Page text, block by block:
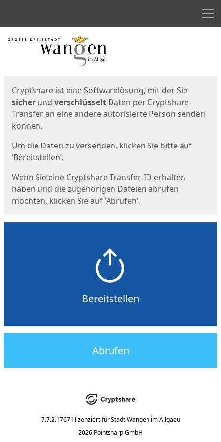
Start
Cryptshare ist eine Softwarelösung, mit der Sie
sicher und verschlüsselt Daten per Cryptshare-
Transfer an eine andere autorisierte Person senden
können.
Um die Daten zu versenden, klicken Sie bitte auf
‘Bereitstellen’.
Wenn Sie eine Cryptshare-Transfer-ID erhalten
haben und die zugehörigen Dateien abrufen
möchten, klicken Sie auf 'Abrufen'.
Bereitstellen
Abrufen
7.7.2.17671 lizenziert für Stadt Wangen im Allgaeu
2026 Pointsharp GmbH